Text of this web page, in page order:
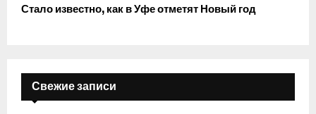
Стало известно, как в Уфе отметят Новый год
Свежие записи